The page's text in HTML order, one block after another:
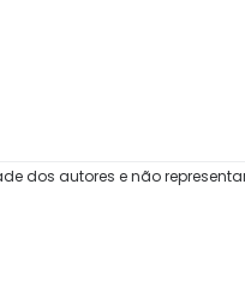
dos autores e não